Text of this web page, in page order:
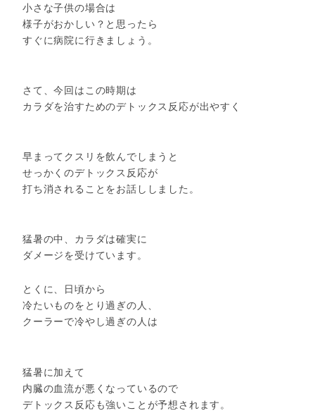
小さな子供の場合は
様子がおかしい？と思ったら
すぐに病院に行きましょう。
さて、今回はこの時期は
カラダを治すためのデトックス反応が出やすく
早まってクスリを飲んでしまうと
せっかくのデトックス反応が
打ち消されることをお話ししました。
猛暑の中、カラダは確実に
ダメージを受けています。
とくに、日頃から
冷たいものをとり過ぎの人、
クーラーで冷やし過ぎの人は
猛暑に加えて
内臓の血流が悪くなっているので
デトックス反応も強いことが予想されます。